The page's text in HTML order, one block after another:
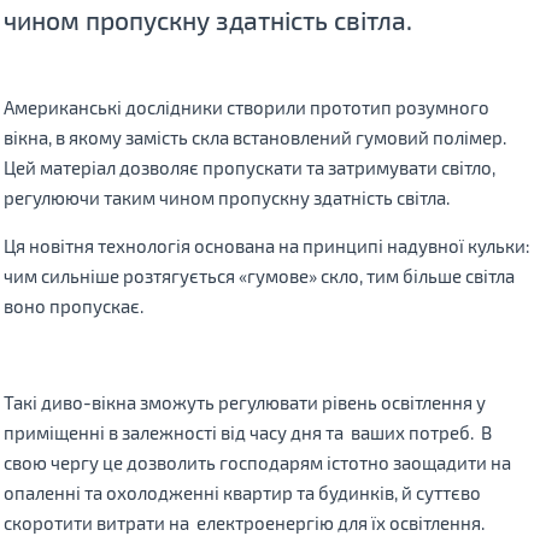
чином пропускну здатність світла.
Американські дослідники створили прототип розумного
вікна, в якому замість скла встановлений гумовий полімер.
Цей матеріал дозволяє пропускати та затримувати світло,
регулюючи таким чином пропускну здатність світла.
Ця новітня технологія основана на принципі надувної кульки:
чим сильніше розтягується «гумове» скло, тим більше світла
воно пропускає.
Такі диво-вікна зможуть регулювати рівень освітлення у
приміщенні в залежності від часу дня та ваших потреб. В
свою чергу це дозволить господарям істотно заощадити на
опаленні та охолодженні квартир та будинків, й суттєво
скоротити витрати на електроенергію для їх освітлення.